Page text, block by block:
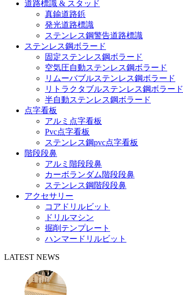
道路標識 & スタッド
真鍮道路鋲
発光道路標識
ステンレス鋼警告道路標識
ステンレス鋼ボラード
固定ステンレス鋼ボラード
空気圧自動ステンレス鋼ボラード
リムーバブルステンレス鋼ボラード
リトラクタブルステンレス鋼ボラード
半自動ステンレス鋼ボラード
点字看板
アルミ点字看板
Pvc点字看板
ステンレス鋼pvc点字看板
階段段鼻
アルミ階段段鼻
カーボランダム階段段鼻
ステンレス鋼階段段鼻
アクセサリー
コアドリルビット
ドリルマシン
掘削テンプレート
ハンマードリルビット
LATEST NEWS